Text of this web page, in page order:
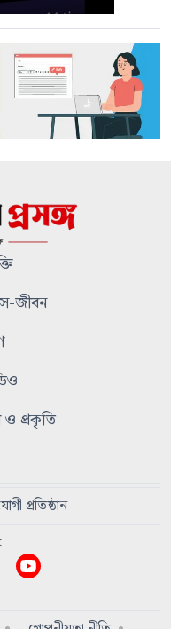
জীবন
প্রকৃতি
প্রতিষ্ঠান